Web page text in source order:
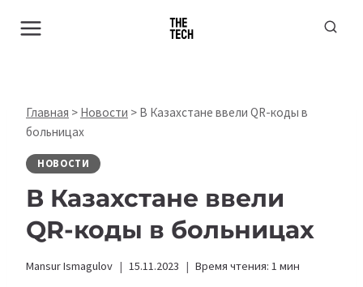
Главная > Новости > В Казахстане ввели QR-коды в
больницах
НОВОСТИ
В Казахстане ввели
QR-коды в больницах
Mansur Ismagulov 15.11.2023 Время чтения: 1 мин